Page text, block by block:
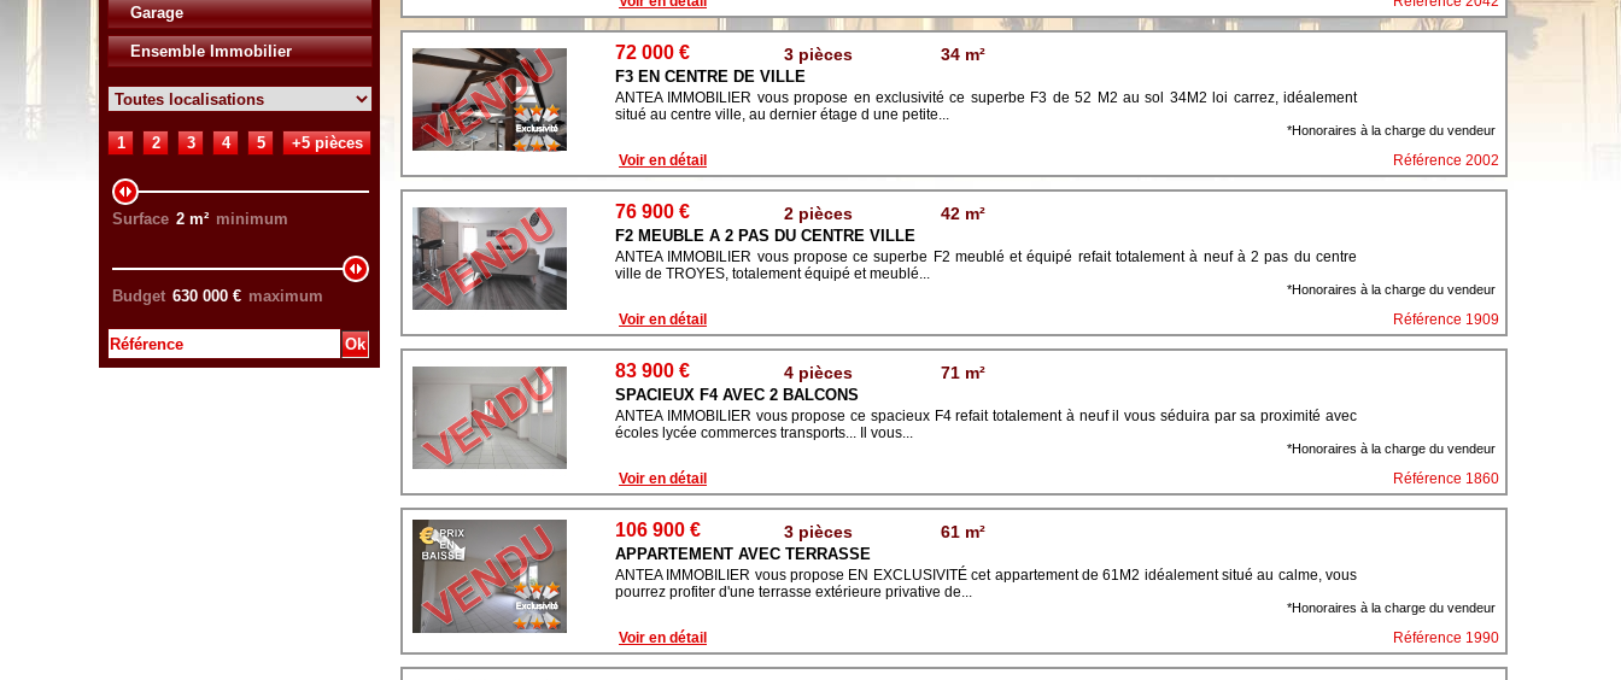
Garage
Ensemble Immobilier
1 2 3 4 5 +5 pièces
Surface 2 m² minimum
Budget 630 000 € maximum
72 000 € 3 pièces 34 m²
F3 EN CENTRE DE VILLE
ANTEA IMMOBILIER vous propose en exclusivité ce superbe F3 de 52 M2 au sol 34M2 loi carrez, idéalement
situé au centre ville, au dernier étage d une petite...
*Honoraires à la charge du vendeur
Voir en détail Référence 2002
76 900 € 2 pièces 42 m²
F2 MEUBLE A 2 PAS DU CENTRE VILLE
ANTEA IMMOBILIER vous propose ce superbe F2 meublé et équipé refait totalement à neuf à 2 pas du centre
ville de TROYES, totalement équipé et meublé...
*Honoraires à la charge du vendeur
Voir en détail Référence 1909
83 900 € 4 pièces 71 m²
SPACIEUX F4 AVEC 2 BALCONS
ANTEA IMMOBILIER vous propose ce spacieux F4 refait totalement à neuf il vous séduira par sa proximité avec
écoles lycée commerces transports... Il vous...
*Honoraires à la charge du vendeur
Voir en détail Référence 1860
106 900 € 3 pièces 61 m²
APPARTEMENT AVEC TERRASSE
ANTEA IMMOBILIER vous propose EN EXCLUSIVITÉ cet appartement de 61M2 idéalement situé au calme, vous
pourrez profiter d'une terrasse extérieure privative de...
*Honoraires à la charge du vendeur
Voir en détail Référence 1990